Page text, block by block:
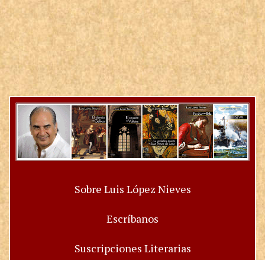
Sobre Luis López Nieves
Escríbanos
Suscripciones Literarias